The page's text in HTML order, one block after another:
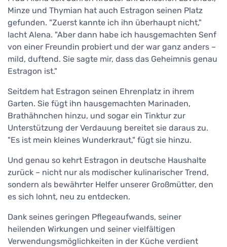
Minze und Thymian hat auch Estragon seinen Platz
gefunden. "Zuerst kannte ich ihn überhaupt nicht,"
lacht Alena. "Aber dann habe ich hausgemachten Senf
von einer Freundin probiert und der war ganz anders –
mild, duftend. Sie sagte mir, dass das Geheimnis genau
Estragon ist."
Seitdem hat Estragon seinen Ehrenplatz in ihrem
Garten. Sie fügt ihn hausgemachten Marinaden,
Brathähnchen hinzu, und sogar ein Tinktur zur
Unterstützung der Verdauung bereitet sie daraus zu.
"Es ist mein kleines Wunderkraut," fügt sie hinzu.
Und genau so kehrt Estragon in deutsche Haushalte
zurück – nicht nur als modischer kulinarischer Trend,
sondern als bewährter Helfer unserer Großmütter, den
es sich lohnt, neu zu entdecken.
Dank seines geringen Pflegeaufwands, seiner
heilenden Wirkungen und seiner vielfältigen
Verwendungsmöglichkeiten in der Küche verdient